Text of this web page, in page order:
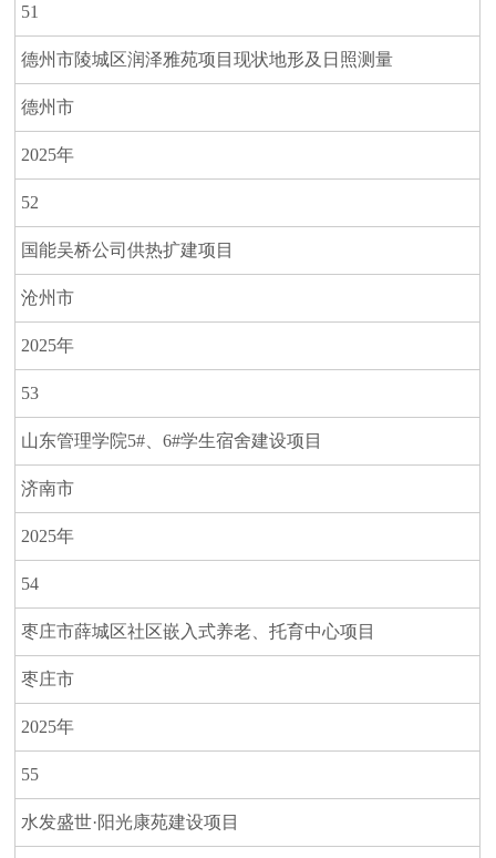
51
德州市陵城区润泽雅苑项目现状地形及日照测量
德州市
2025年
52
国能吴桥公司供热扩建项目
沧州市
2025年
53
山东管理学院5#、6#学生宿舍建设项目
济南市
2025年
54
枣庄市薛城区社区嵌入式养老、托育中心项目
枣庄市
2025年
55
水发盛世·阳光康苑建设项目